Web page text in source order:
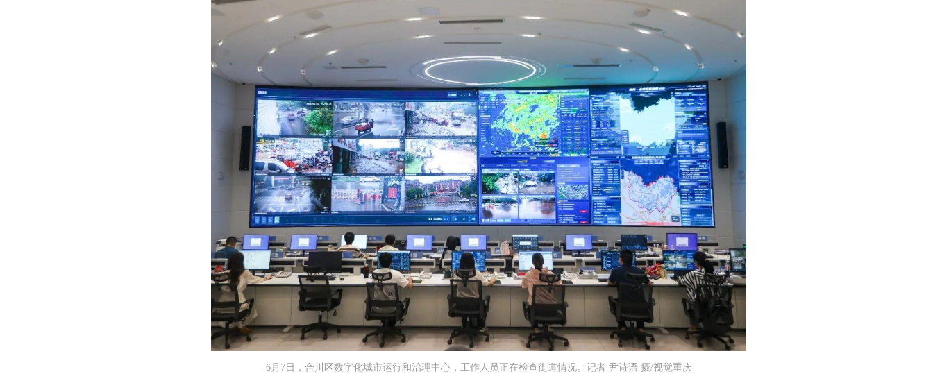
6月7日，合川区数字化城市运行和治理中心，工作人员正在检查街道情况。记者 尹诗语 摄/视觉重庆